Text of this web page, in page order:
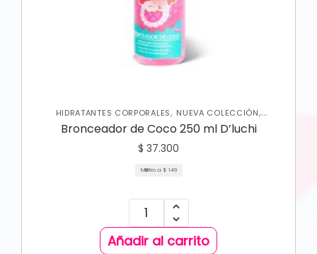
HIDRATANTES CORPORALES, NUEVA COLECCIÓN,
PROTECTOR SOLAR, SKIN CARE CORPORAL
Bronceador de Coco 250 ml D’luchi
$ 37.300
Mililitro a: $ 149
Añadir al carrito